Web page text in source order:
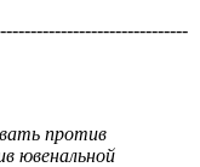
против
ювенальной